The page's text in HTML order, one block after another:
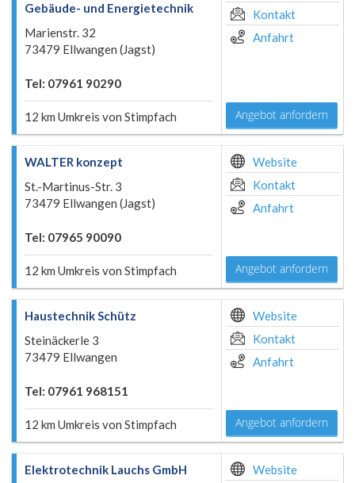
Gebäude- und Energietechnik
Marienstr. 32
73479 Ellwangen (Jagst)
Tel: 07961 90290
12 km Umkreis von Stimpfach
Kontakt
Anfahrt
Angebot anfordern
WALTER konzept
St.-Martinus-Str. 3
73479 Ellwangen (Jagst)
Tel: 07965 90090
12 km Umkreis von Stimpfach
Website
Kontakt
Anfahrt
Angebot anfordern
Haustechnik Schütz
Steinäckerle 3
73479 Ellwangen
Tel: 07961 968151
12 km Umkreis von Stimpfach
Website
Kontakt
Anfahrt
Angebot anfordern
Elektrotechnik Lauchs GmbH
Website